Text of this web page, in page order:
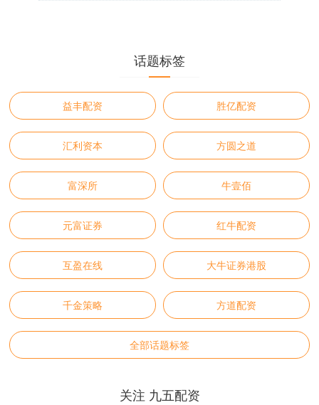
话题标签
益丰配资 胜亿配资
汇利资本 方圆之道
富深所 牛壹佰
元富证券 红牛配资
互盈在线 大牛证券港股
千金策略 方道配资
全部话题标签
关注 九五配资